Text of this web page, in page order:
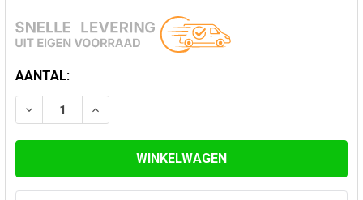
HUIDIGE
VOORRAAD:
AANTAL:
VERLAAG AANTAL VAN TREKKAP MET
VERHOOG AANTAL VAN TREKKAP MET